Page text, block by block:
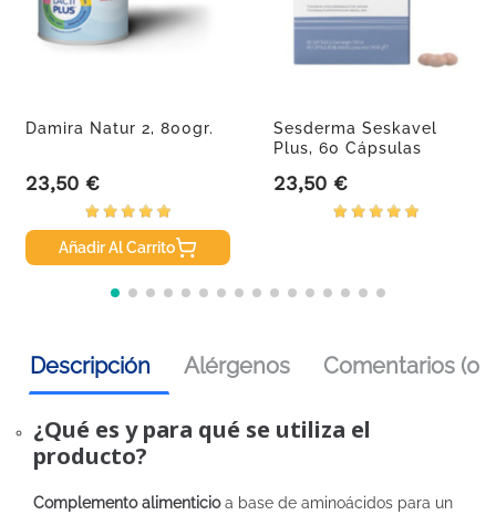
Damira Natur 2, 800gr.
Precio
23,50 €
Añadir Al Carrito
Sesderma Seskavel
Plus, 60 Cápsulas
Precio
23,50 €
Descripción Alérgenos Comentarios (0)
¿Qué es y para qué se utiliza el
producto?
Complemento alimenticioa base de aminoácidos para un